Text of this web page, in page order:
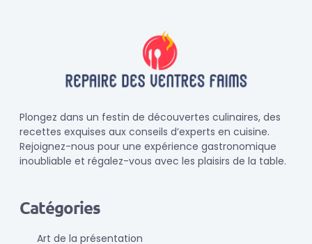
Plongez dans un festin de découvertes culinaires, des
recettes exquises aux conseils d’experts en cuisine.
Rejoignez-nous pour une expérience gastronomique
inoubliable et régalez-vous avec les plaisirs de la table.
Catégories
Art de la présentation